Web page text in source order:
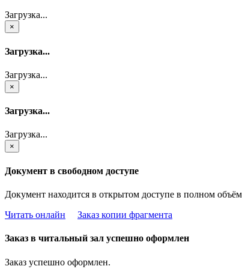
Загрузка...
×
Загрузка...
Загрузка...
×
Загрузка...
Загрузка...
×
Документ в свободном доступе
Документ находится в открытом доступе в полном
Читать онлайн
Заказ копии фрагмента
Заказ в читальный зал успешно оформлен
Заказ успешно оформлен.